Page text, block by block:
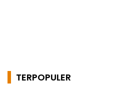
TERPOPULER